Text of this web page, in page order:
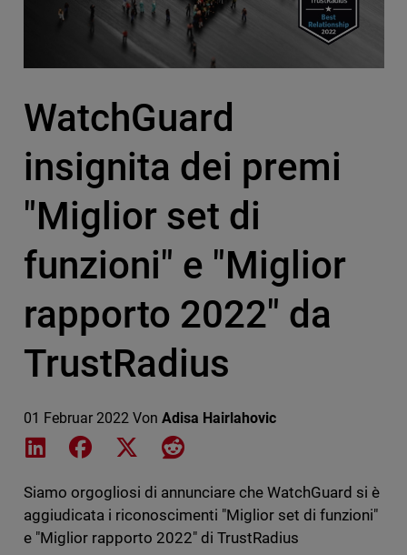
WatchGuard
insignita dei premi
"Miglior set di
funzioni" e "Miglior
rapporto 2022" da
TrustRadius
01 Februar 2022 Von Adisa Hairlahovic
Share on LinkedIn
Share on Facebook
Share on XShare on Reddit
Siamo orgogliosi di annunciare che WatchGuard si è
aggiudicata i riconoscimenti "Miglior set di funzioni"
e "Miglior rapporto 2022" di TrustRadius